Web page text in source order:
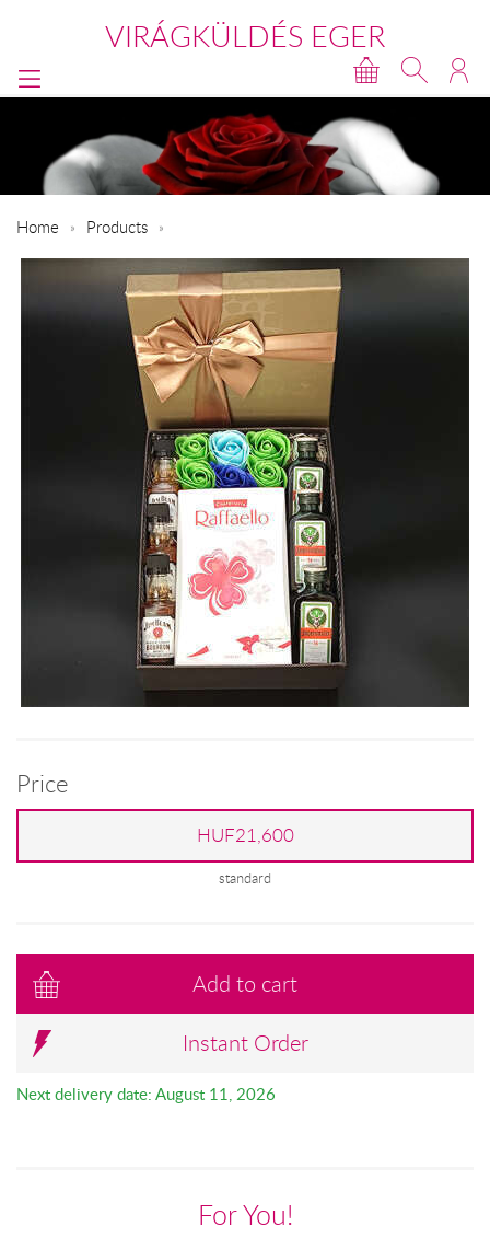
VIRÁGKÜLDÉS EGER
Home Products
Price
HUF21,600
standard
Add to cart
Instant Order
Next delivery date: August 11, 2026
For You!